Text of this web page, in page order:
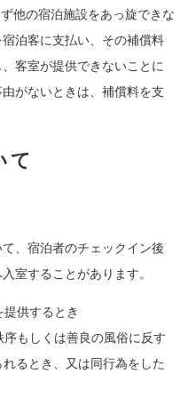
他の宿泊施設をあっ旋できな
泊客に支払い、その補償料
客室が提供できないことに
がないときは、補償料を支
て
、宿泊者のチェックイン後
室することがあります。
供するとき
もしくは善良の風俗に反す
るとき、又は同行為をした